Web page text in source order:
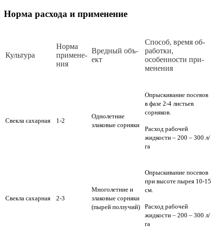
Норма расхода и применение
Куль­ту­ра
Нор­ма
при­ме­не­
ния
Вред­ный объ­
ект
Спо­соб, вре­мя об­
ра­бот­ки,
осо­бен­нос­ти при­
ме­не­ния
Свекла сахарная 1-2
Однолетние
злаковые сорняки
Опрыскивание посевов
в фазе 2-4 листьев
сорняков.
Расход рабочей
жидкости – 200 – 300 л/
га
Свекла сахарная 2-3
Многолетние и
злаковые сорняки
(пырей ползучий)
Опрыскивание посевов
при высоте пырея 10-15
см.
Расход рабочей
жидкости – 200 – 300 л/
га